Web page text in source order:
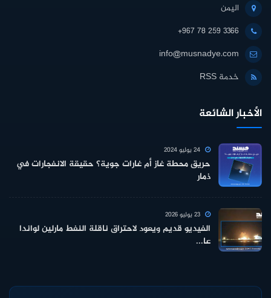
اليمن
+967 78 259 3366
info@musnadye.com
خدمة RSS
الأخبار الشائعة
حريق محطة غاز أم غارات جوية؟ حقيقة الانفجارات في
ذمار
الفيديو قديم ويعود لاحتراق ناقلة النفط مارلين لواندا
عا...